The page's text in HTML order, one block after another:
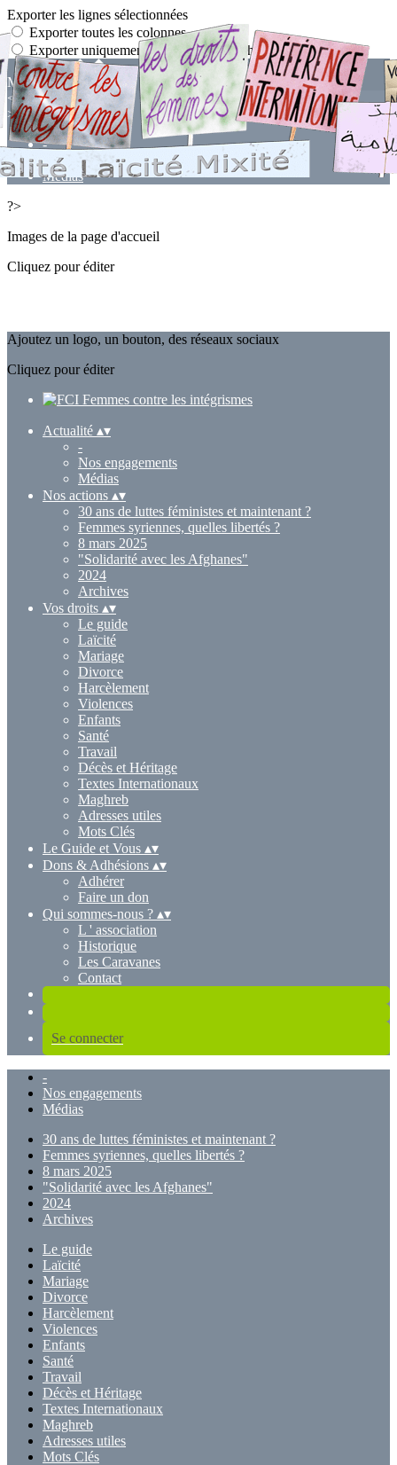
Exporter les lignes sélectionnées
Exporter toutes les colonnes
Exporter uniquement les colonnes affichées
Menu
<
>
-
Nos engagements
Médias
?>
Images de la page d'accueil
Cliquez pour éditer
Ajoutez un logo, un bouton, des réseaux sociaux
Cliquez pour éditer
Actualité ▴▾
-
Nos engagements
Médias
Nos actions ▴▾
30 ans de luttes féministes et maintenant ?
Femmes syriennes, quelles libertés ?
8 mars 2025
"Solidarité avec les Afghanes"
2024
Archives
Vos droits ▴▾
Le guide
Laïcité
Mariage
Divorce
Harcèlement
Violences
Enfants
Santé
Travail
Décès et Héritage
Textes Internationaux
Maghreb
Adresses utiles
Mots Clés
Le Guide et Vous ▴▾
Dons & Adhésions ▴▾
Adhérer
Faire un don
Qui sommes-nous ? ▴▾
L ' association
Historique
Les Caravanes
Contact
Se connecter
-
Nos engagements
Médias
30 ans de luttes féministes et maintenant ?
Femmes syriennes, quelles libertés ?
8 mars 2025
"Solidarité avec les Afghanes"
2024
Archives
Le guide
Laïcité
Mariage
Divorce
Harcèlement
Violences
Enfants
Santé
Travail
Décès et Héritage
Textes Internationaux
Maghreb
Adresses utiles
Mots Clés